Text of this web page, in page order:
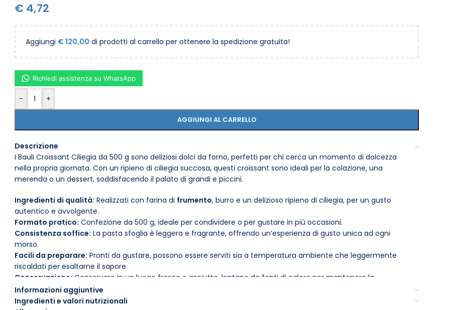
€ 4,72
Aggiungi €120,00 di prodotti al carrello per ottenere la spedizione gratuita!
- +
AGGIUNGI AL CARRELLO
Richiedi assistenza su WhatsApp
Descrizione
I Bauli Croissant Ciliegia da 500 g sono deliziosi dolci da forno, perfetti per chi cerca un momento di dolcezza
nella propria giornata. Con un ripieno di ciliegia succosa, questi croissant sono ideali per la colazione, una
merenda o un dessert, soddisfacendo il palato di grandi e piccini.
Ingredienti di qualità: Realizzati con farina di frumento, burro e un delizioso ripieno di ciliegia, per un gusto
autentico e avvolgente.
Formato pratico: Confezione da 500 g, ideale per condividere o per gustare in più occasioni.
Consistenza soffice: La pasta sfoglia è leggera e fragrante, offrendo un’esperienza di gusto unica ad ogni
morso.
Facili da preparare: Pronti da gustare, possono essere serviti sia a temperatura ambiente che leggermente
riscaldati per esaltarne il sapore.
Conservazione: Conservare in un luogo fresco e asciutto, lontano da fonti di calore per mantenere la
freschezza.
Versatilità: Ottimi da soli o accompagnati da una tazza di tè o caffè, perfetti per ogni momento della giornata.
Informazioni aggiuntive
Ingredienti e valori nutrizionali